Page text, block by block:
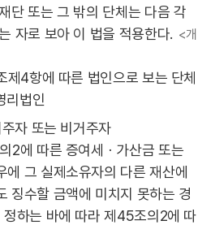
단 또는 그 밖의 단체는 다음 각
자로 보아 이 법을 적용한다. <개
제4항에 따른 법인으로 보는 단체
리법인
자 또는 비거주자
2에 따른 증여세ㆍ가산금 또는
그 실제소유자의 다른 재산에
징수할 금액에 미치지 못하는 경
정하는 바에 따라 제45조의2에 따